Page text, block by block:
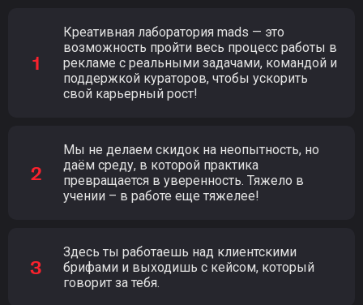
Креативная лаборатория mads — это
возможность пройти весь процесс работы в
рекламе с реальными задачами, командой и
поддержкой кураторов, чтобы ускорить
свой карьерный рост!
Мы не делаем скидок на неопытность, но
даём среду, в которой практика
превращается в уверенность. Тяжело в
учении – в работе еще тяжелее!
Здесь ты работаешь над клиентскими
брифами и выходишь с кейсом, который
говорит за тебя.